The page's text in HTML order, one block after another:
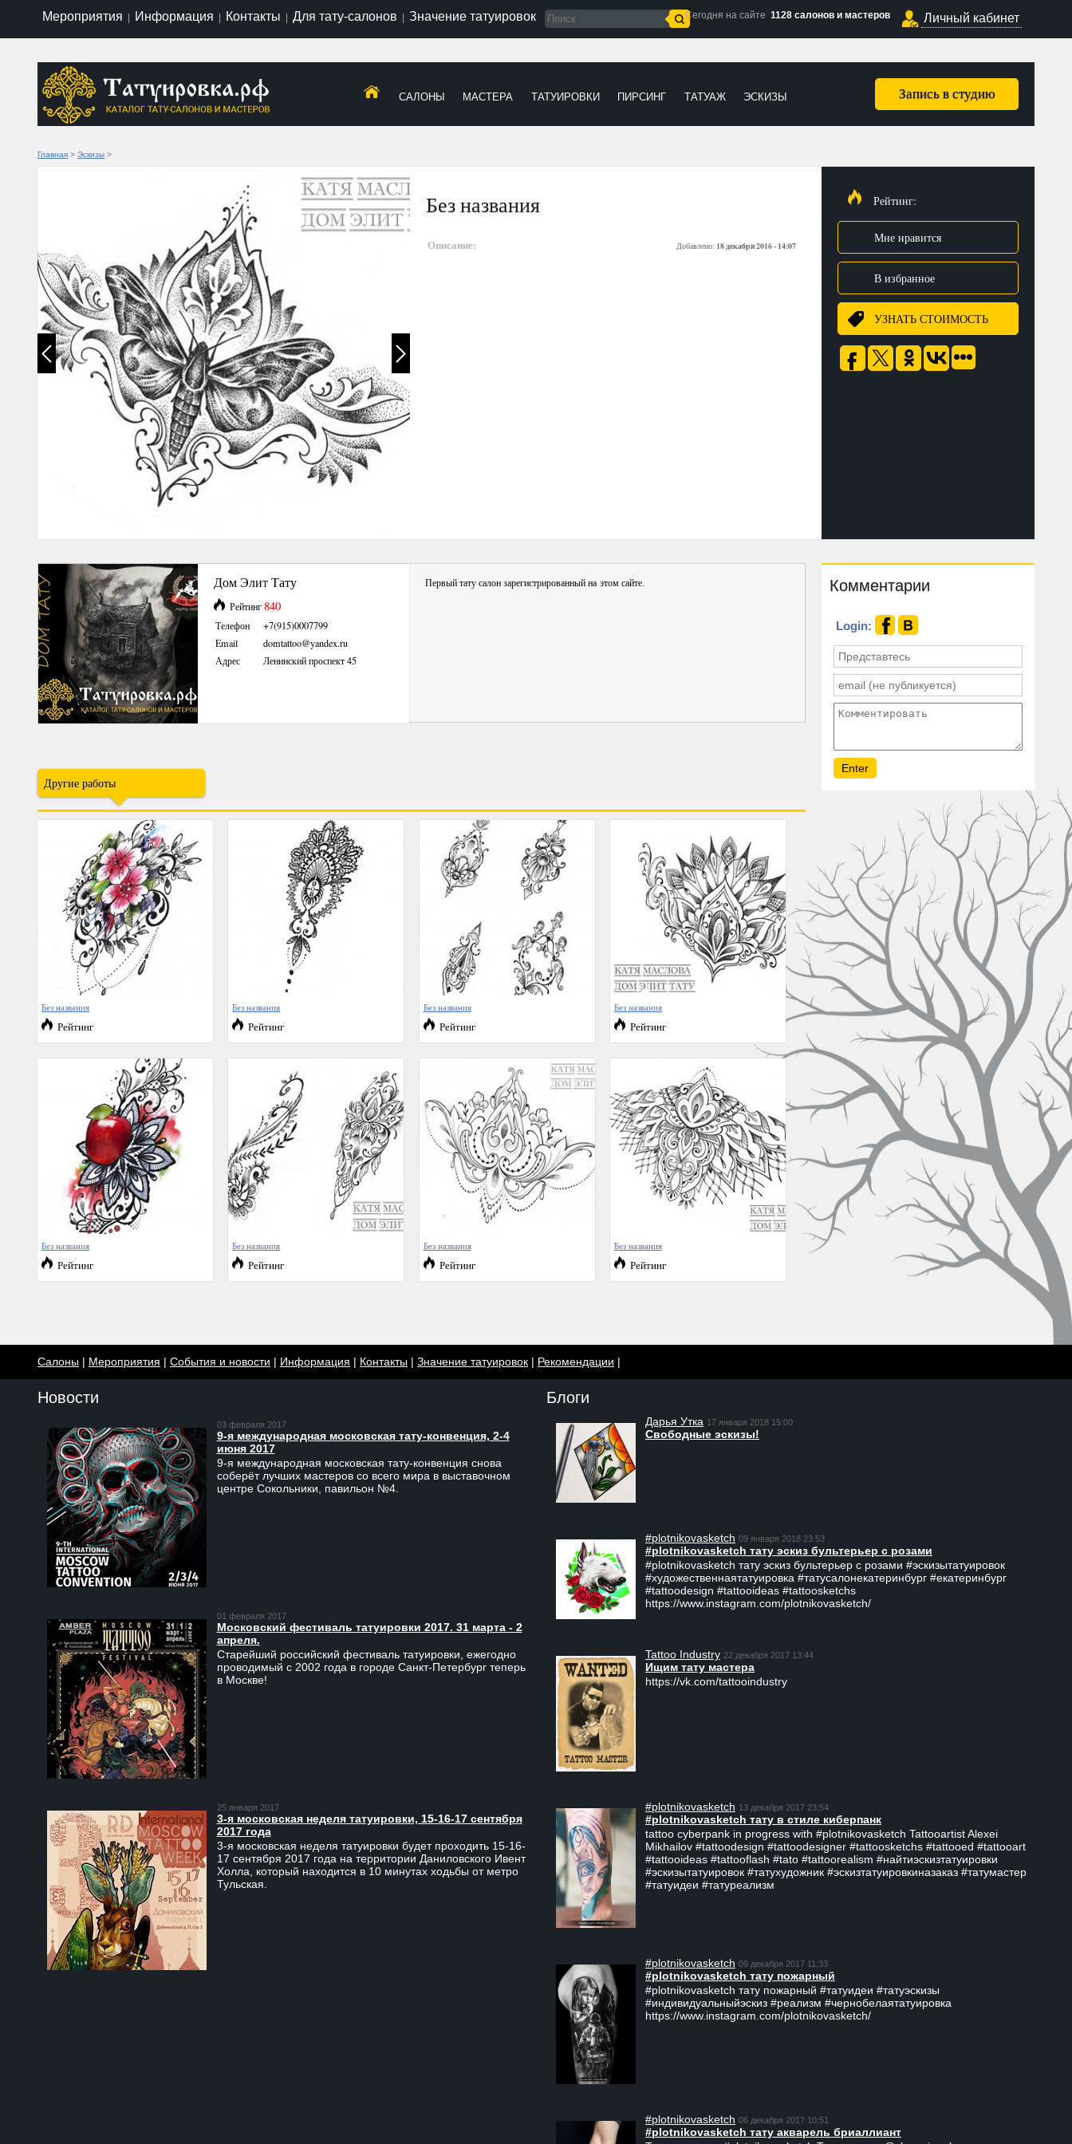
Мероприятия Информация Контакты Для тату-салонов Значение татуировок Сегодня на сайте 1128 салонов и мастеров Личный кабинет
Запись в студию
САЛОНЫ МАСТЕРА ТАТУИРОВКИ ПИРСИНГ ТАТУАЖ ЭСКИЗЫ
Главная > Эскизы >
Без названия
Описание: Добавлено: 18 декабря 2016 - 14:07
Рейтинг:
Мне нравится
В избранное
УЗНАТЬ СТОИМОСТЬ
Дом Элит Тату
Рейтинг840
Телефон
+7(915)0007799
Email
domtattoo@yandex.ru
Адрес
Ленинский проспект 45
Первый тату салон зарегистрированный на этом сайте.
Другие работы
Без названия
Рейтинг
Без названия
Рейтинг
Без названия
Рейтинг
Без названия
Рейтинг
Без названия
Рейтинг
Без названия
Рейтинг
Без названия
Рейтинг
Без названия
Рейтинг
Комментарии
Login:
Салоны | Мероприятия | События и новости | Информация | Контакты | Значение татуировок | Рекомендации |
Новости
03 февраля 2017
9-я международная московская тату-конвенция, 2-4
июня 2017
9-я международная московская тату-конвенция снова
соберёт лучших мастеров со всего мира в выставочном
центре Сокольники, павильон №4.
01 февраля 2017
Московский фестиваль татуировки 2017. 31 марта - 2
апреля.
Старейший российский фестиваль татуировки, ежегодно
проводимый с 2002 года в городе Санкт-Петербург теперь
в Москве!
25 января 2017
3-я московская неделя татуировки, 15-16-17 сентября
2017 года
3-я московская неделя татуировки будет проходить 15-16-
17 сентября 2017 года на территории Даниловского Ивент
Холла, который находится в 10 минутах ходьбы от метро
Тульская.
Блоги
Дарья Утка 17 января 2018 15:00
Свободные эскизы!
#plotnikovasketch 09 января 2018 23:53
#plotnikovasketch тату эскиз бультерьер с розами
#plotnikovasketch тату эскиз бультерьер с розами #эскизытатуировок
#художественнаятатуировка #татусалонекатеринбург #екатеринбург
#tattoodesign #tattooideas #tattoosketchs
https://www.instagram.com/plotnikovasketch/
Tattoo Industry 22 декабря 2017 13:44
Ищим тату мастера
https://vk.com/tattooindustry
#plotnikovasketch 13 декабря 2017 23:54
#plotnikovasketch тату в стиле киберпанк
tattoo cyberpank in progress with #plotnikovasketch Tattooartist Alexei
Mikhailov #tattoodesign #tattoodesigner #tattoosketchs #tattooed #tattooart
#tattooideas #tattooflash #tato #tattoorealism #найтиэскизтатуировки
#эскизытатуировок #татухудожник #эскизтатуировкиназаказ #татумастер
#татуидеи #татуреализм
#plotnikovasketch 09 декабря 2017 11:33
#plotnikovasketch тату пожарный
#plotnikovasketch тату пожарный #татуидеи #татуэскизы
#индивидуальныйэскиз #реализм #чернобелаятатуировка
https://www.instagram.com/plotnikovasketch/
#plotnikovasketch 06 декабря 2017 10:51
#plotnikovasketch тату акварель бриаллиант